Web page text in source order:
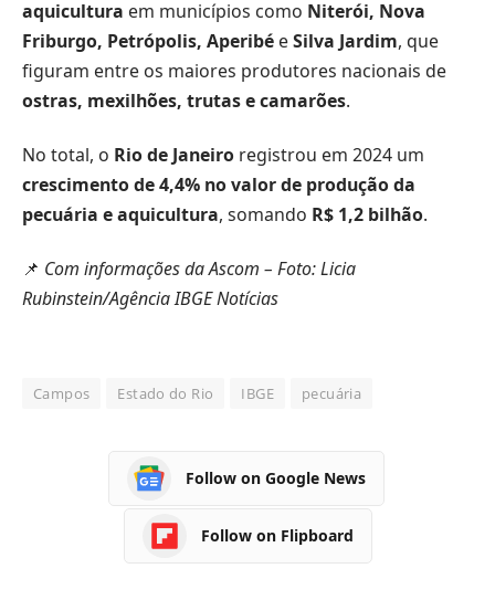
aquicultura em municípios como Niterói, Nova
Friburgo, Petrópolis, Aperibé eSilva Jardim, que
figuram entre os maiores produtores nacionais de
ostras, mexilhões, trutas e camarões.
No total, o Rio de Janeiro registrou em 2024 um
crescimento de 4,4% no valor de produção da
pecuária e aquicultura, somando R$ 1,2 bilhão.
📌 Com informações da Ascom – Foto: Licia
Rubinstein/Agência IBGE Notícias
Campos Estado do Rio IBGE pecuária
Follow on Google News
Follow on Flipboard